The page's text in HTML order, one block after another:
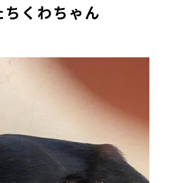
くわちゃん